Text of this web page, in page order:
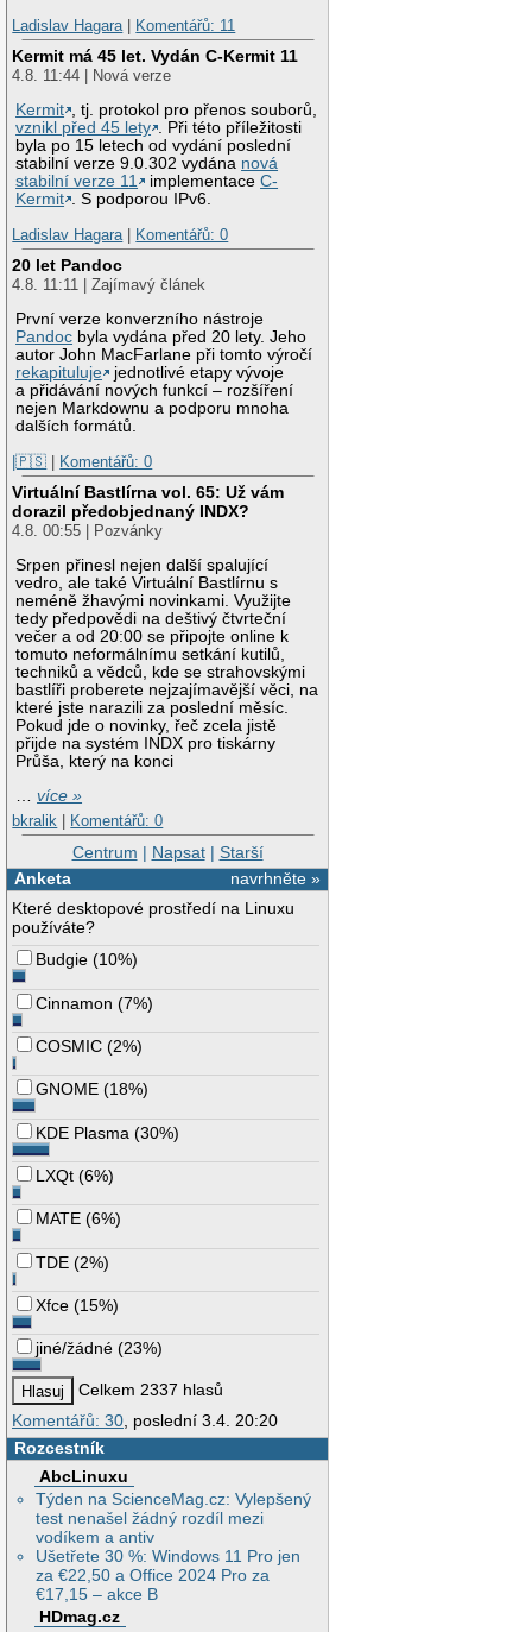
Ladislav Hagara | Komentářů: 11
Kermit má 45 let. Vydán C-Kermit 11
4.8. 11:44 | Nová verze
Kermit
, tj. protokol pro přenos souborů,
vznikl před 45 lety
. Při této příležitosti
byla po 15 letech od vydání poslední
stabilní verze 9.0.302 vydána nová
stabilní verze 11
implementaceC-
Kermit
. S podporou IPv6.
Ladislav Hagara | Komentářů: 0
20 let Pandoc
4.8. 11:11 | Zajímavý článek
První verze konverzního nástroje
Pandoc byla vydána před 20 lety. Jeho
autor John MacFarlane při tomto výročí
rekapituluje
jednotlivé etapy vývoje
a přidávání nových funkcí – rozšíření
nejen Markdownu a podporu mnoha
dalších formátů.
|🇵🇸 | Komentářů: 0
Virtuální Bastlírna vol. 65: Už vám
dorazil předobjednaný INDX?
4.8. 00:55 | Pozvánky
Srpen přinesl nejen další spalující
vedro, ale také Virtuální Bastlírnu s
neméně žhavými novinkami. Využijte
tedy předpovědi na deštivý čtvrteční
večer a od 20:00 se připojte online k
tomuto neformálnímu setkání kutilů,
techniků a vědců, kde se strahovskými
bastlíři proberete nejzajímavější věci, na
které jste narazili za poslední měsíc.
Pokud jde o novinky, řeč zcela jistě
přijde na systém INDX pro tiskárny
Průša, který na konci
…více »
bkralik
Komentářů: 0
Centrum | Napsat| Starší
navrhněte »
Anketa
Které desktopové prostředí na Linuxu
používáte?
Budgie (10%)
Cinnamon (7%)
COSMIC (2%)
GNOME (18%)
KDE Plasma (30%)
LXQt (6%)
MATE (6%)
TDE (2%)
Xfce (15%)
jiné/žádné (23%)
Celkem 2337 hlasů
Komentářů: 30 , poslední 3.4. 20:20
Rozcestník
AbcLinuxu
Týden na ScienceMag.cz: Vylepšený
test nenašel žádný rozdíl mezi
vodíkem a antiv
Ušetřete 30 %: Windows 11 Pro jen
za €22,50 a Office 2024 Pro za
€17,15 – akce B
HDmag.cz